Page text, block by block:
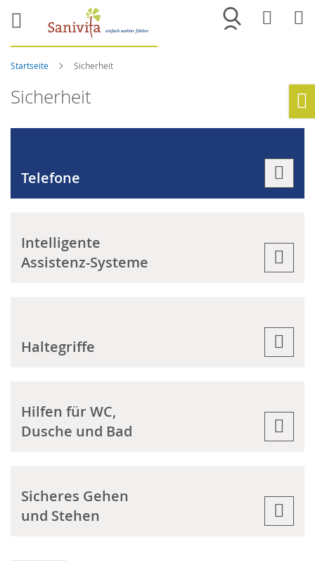
Merkliste
Startseite Sicherheit
Sicherheit
Telefone
Intelligente
Assistenz-Systeme
Haltegriffe
Hilfen für WC,
Dusche und Bad
Sicheres Gehen
und Stehen